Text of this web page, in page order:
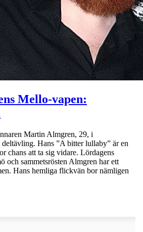
Mello-vapen:
Martin Almgren, 29, i
Hans ”A bitter lullaby” är en
chans att ta sig vidare. Lördagens
och sammetsrösten Almgren har ett
Hans hemliga flickvän bor nämligen